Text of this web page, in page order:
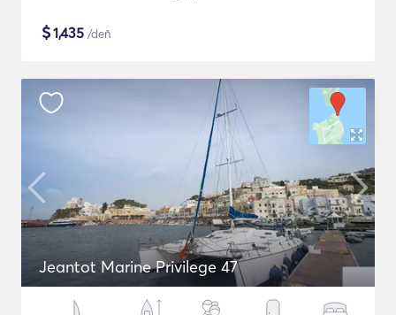
$1,435 /deň
Jeantot Marine Privilege 47